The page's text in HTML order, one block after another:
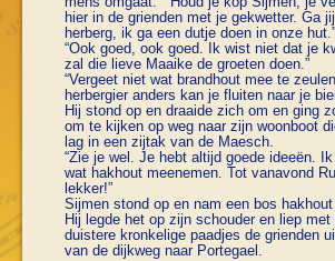
hier in de grienden met je gekwetter. Ga
herberg, ik ga een dutje doen in onze hut.”
“Ook goed, ook goed. Ik wist niet dat je
zal die lieve Maaike de groeten doen.”
“Vergeet niet wat brandhout mee te
herbergier anders kan je fluiten naar je
Hij stond op en draaide zich om en ging
om te kijken op weg naar zijn woonboot
lag in een zijtak van de Maesch.
“Zie je wel. Je hebt altijd goede ideeën.
wat hakhout meenemen. Tot vanavond
lekker!”
Sijmen stond op en nam een bos
Hij legde het op zijn schouder en liep
duistere kronkelige paadjes de grienden
van de dijkweg naar Portegael.